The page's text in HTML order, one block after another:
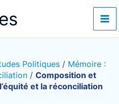
Politiques / Mémoire :
/ Composition et
et la réconciliation